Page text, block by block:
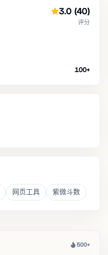
3.0 (40)
评分
100+
网页工具 紫微斗数
热度
500+